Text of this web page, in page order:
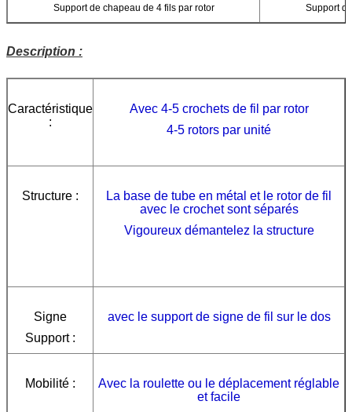
Support de chapeau de 4 fils par rotor Support
Description :
Caractéristique
:
Avec 4-5 crochets de fil par rotor
4-5 rotors par unité
Structure :
La base de tube en métal et le rotor de fil
avec le crochet sont séparés
Vigoureux démantelez la structure
Signe
Support :
avec le support de signe de fil sur le dos
Mobilité :
Avec la roulette ou le déplacement réglable
et facile